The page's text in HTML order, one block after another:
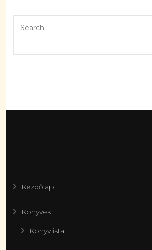
Kezdőlap
Könyvek
Könyvlista